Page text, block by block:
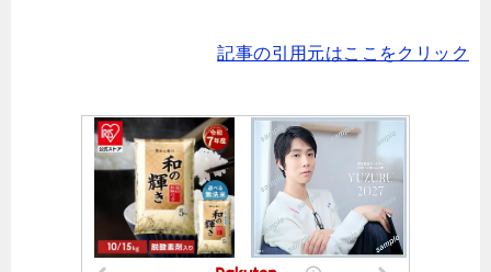
記事の引用元はここをクリック